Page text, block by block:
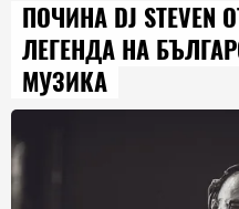
ПОЧИНА DJ STEVEN
ЛЕГЕНДА НА
МУЗИКА